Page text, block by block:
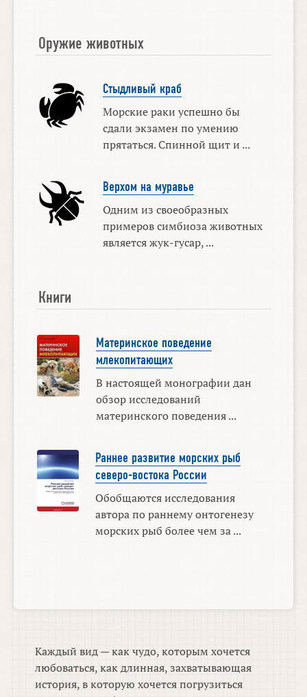
Оружие животных
Стыдливый краб
Морские раки успешно бы
сдали экзамен по умению
прятаться. Спинной щит и ...
Верхом на муравье
Одним из своеобразных
примеров симбиоза животных
является жук-гусар, ...
Книги
Материнское поведение
млекопитающих
В настоящей монографии дан
обзор исследований
материнского поведения ...
Раннее развитие морских рыб
северо-востока России
Обобщаются исследования
автора по раннему онтогенезу
морских рыб более чем за ...
Каждый вид — как чудо, которым хочется
любоваться, как длинная, захватывающая
история, в которую хочется погрузиться